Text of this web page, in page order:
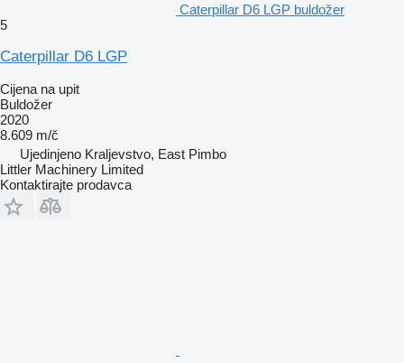
Caterpillar D6 LGP buldožer
5
Caterpillar D6 LGP
Cijena na upit
Buldožer
2020
8.609 m/č
Ujedinjeno Kraljevstvo, East Pimbo
Littler Machinery Limited
Kontaktirajte prodavca